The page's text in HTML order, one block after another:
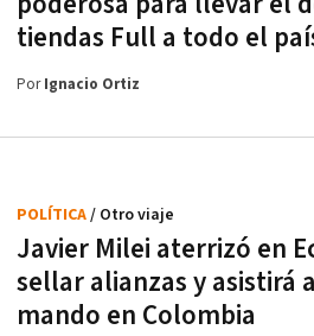
tiendas Full a todo el
PorIgnacio Ortiz
Javier Milei aterrizó en
sellar alianzas y asistirá
mando en Colombia
POLÍTICA/ Otro viaje